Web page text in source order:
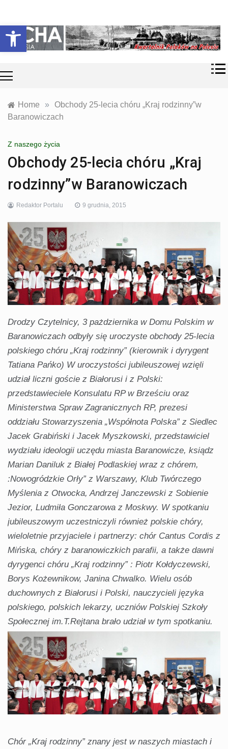
Otwórz pasek narzędzi
content
Echa
Polesia
współczesność
Polaków na
Polesiu.
Home » Obchody 25-lecia chóru „Kraj rodzinny”w
Baranowiczach
Z naszego życia
Obchody 25-lecia chóru „Kraj
rodzinny”w Baranowiczach
Redaktor Portalu 9 grudnia, 2015
Drodzy Czytelnicy, 3 pażdziernika w Domu Polskim w
Baranowiczach odbyły się uroczyste obchody 25-lecia
polskiego chóru „Kraj rodzinny” (kierownik i dyrygent
Tatiana Pańko) W uroczystości jubileuszowej wzięli
udział liczni goście z Białorusi i z Polski:
przedstawieciele Konsulatu RP w Brześciu oraz
Ministerstwa Spraw Zagranicznych RP, prezesi
oddziału Stowarzyszenia „Współnota Polska” z Siedlec
Jacek Grabiński i Jacek Myszkowski, przedstawiciel
wydziału ideologii uczędu miasta Baranowicze, ksiądz
Marian Daniluk z Białej Podlaskiej wraz z chórem,
:Nowogródzkie Orły” z Warszawy, Klub Twórczego
Myślenia z Otwocka, Andrzej Janczewski z Sobienie
Jezior, Ludmiła Gonczarowa z Moskwy. W spotkaniu
jubileuszowym uczestniczyli również polskie chóry,
wieloletnie przyjaciele i partnerzy: chór Cantus Cordis z
Mińska, chóry z baranowiczkich parafii, a także dawni
dyrygenci chóru „Kraj rodzinny” : Piotr Kołdyczewski,
Borys Kożewnikow, Janina Chwalko. Wielu osób
duchownych z Białorusi i Polski, nauczycieli języka
polskiego, polskich lekarzy, uczniów Polskiej Szkoły
Społecznej im.T.Rejtana brało udział w tym spotkaniu.
Chór „Kraj rodzinny” znany jest w naszych miastach i